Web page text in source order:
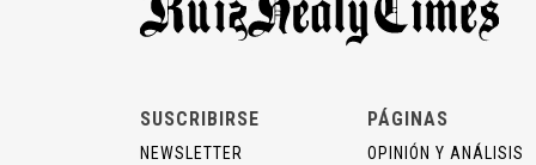
SUSCRIBIRSE
NEWSLETTER
PÁGINAS
OPINIÓN Y ANÁLISIS